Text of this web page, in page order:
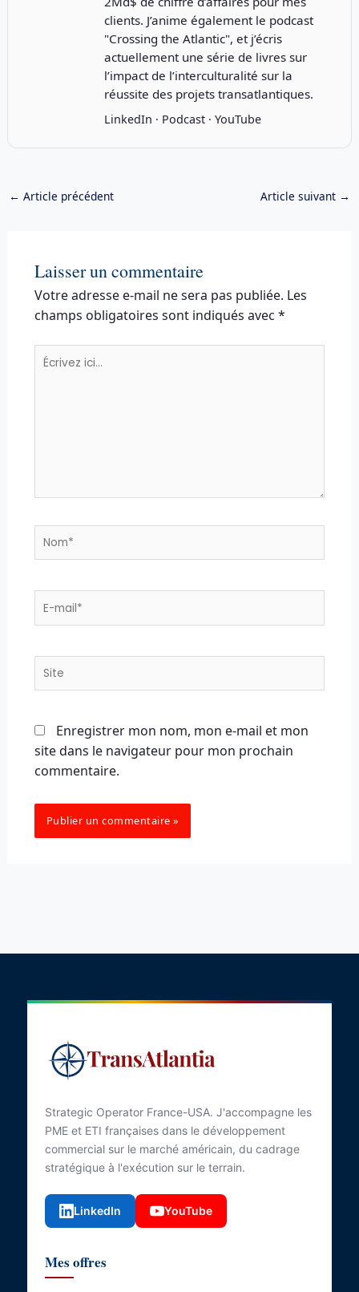
clients. J’anime également le podcast
"Crossing the Atlantic", et j’écris
actuellement une série de livres sur
l’impact de l’interculturalité sur la
réussite des projets transatlantiques.
LinkedIn · Podcast· YouTube
← Article précédent Article suivant →
Laisser un commentaire
Votre adresse e-mail ne sera pas publiée. Les
champs obligatoires sont indiqués avec *
Écrivez
Nom*
E-
Site
Enregistrer mon nom, mon e-mail et mon
site dans le navigateur pour mon prochain
commentaire.
Strategic Operator France-USA. J'accompagne les
PME et ETI françaises dans le développement
commercial sur le marché américain, du cadrage
stratégique à l'exécution sur le terrain.
LinkedIn YouTube
Mes offres